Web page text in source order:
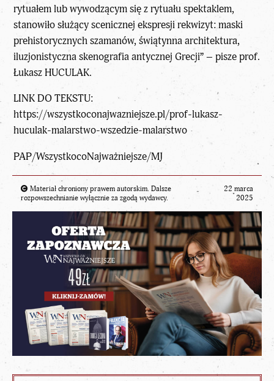
rytuałem lub wywodzącym się z rytuału spektaklem,
stanowiło służący scenicznej ekspresji rekwizyt: maski
prehistorycznych szamanów, świątynna architektura,
iluzjonistyczna skenografia antycznej Grecji” – pisze prof.
Łukasz HUCULAK.
LINK DO TEKSTU:
https://wszystkoconajwazniejsze.pl/prof-lukasz-
huculak-malarstwo-wszedzie-malarstwo
PAP/WszystkocoNajważniejsze/MJ
Materiał chroniony prawem autorskim. Dalsze
rozpowszechnianie wyłącznie za zgodą wydawcy.
22 marca
2025